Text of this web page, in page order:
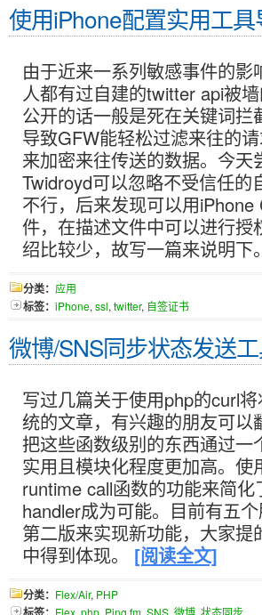
使用iPhone配置实用工
由于近来一系列敏感事件的
人都有过自建的twitter api被
公开的话一般是死在关键词
导致GFW能轻松过滤来往的
来加密来往传送的数据。今
Twidroyd可以忽略不受信任的
不行，后来发现可以用
件，在描述文件中可以进行
绍比较少，故写一篇来说明下
分类： 应用
标签： iPhone, ssl, twitter, 自签证书
微博/SNS同步状态发送
写过几篇关于使用php的curl
统的文章，有兴趣的朋友可
把这些函数级别的东西通过
实用且模块化程度更加高。
runtime call函数的功能来简
handler成为可能。目前有五
第二版来实现新功能，大家
中得到体现。 [阅读全文]
分类： Flex/Air, PHP
Flex php Ping.fm SNS 微博 状态同步